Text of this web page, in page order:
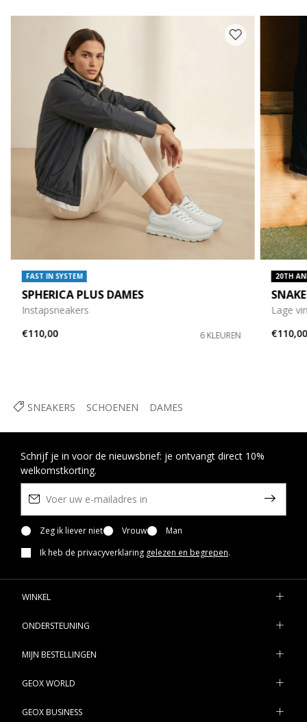
SNEAKERS SCHOENEN DAMES
FAST IN SYSTEM
SPHERICA PLUS DAMES
Instapsneakers
€110,00
6 KLEUREN
20TH
Lage
€110,00
Schrijf je in voor de nieuwsbrief: je ontvangt direct 10%
welkomstkorting.
Zeg ik liever niet Vrouw
Man
Ik heb de privacyverklaring gelezen en begrepen.
WINKEL
ONDERSTEUNING
MIJN BESTELLINGEN
GEOX WORLD
GEOX BUSINESS